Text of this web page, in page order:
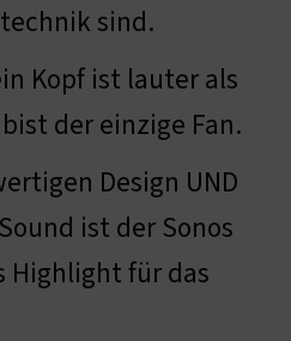
sind.
Kopf ist lauter als
der einzige Fan.
Design UND
ist der Sonos
Highlight für das